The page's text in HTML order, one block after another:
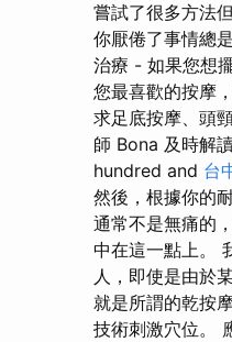
嘗試了很多方法
你厭倦了事情總
治療 - 如果您想
您最喜歡的按摩
求足底按摩、頭
師 Bona 及時解
hundred and 台
然後，根據你的
通常不是無痛的
中在這一點上。
人，即使是由於
就是所謂的乾按
技術刺激穴位。